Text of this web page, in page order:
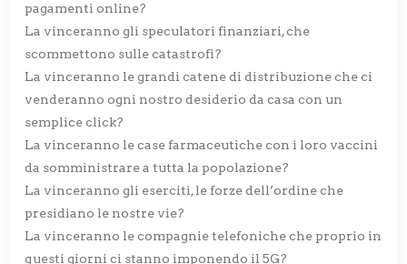
pagamenti online?
La vinceranno gli speculatori finanziari, che
scommettono sulle catastrofi?
La vinceranno le grandi catene di distribuzione che ci
venderanno ogni nostro desiderio da casa con un
semplice click?
La vinceranno le case farmaceutiche con i loro vaccini
da somministrare a tutta la popolazione?
La vinceranno gli eserciti, le forze dell’ordine che
presidiano le nostre vie?
La vinceranno le compagnie telefoniche che proprio in
questi giorni ci stanno imponendo il 5G?